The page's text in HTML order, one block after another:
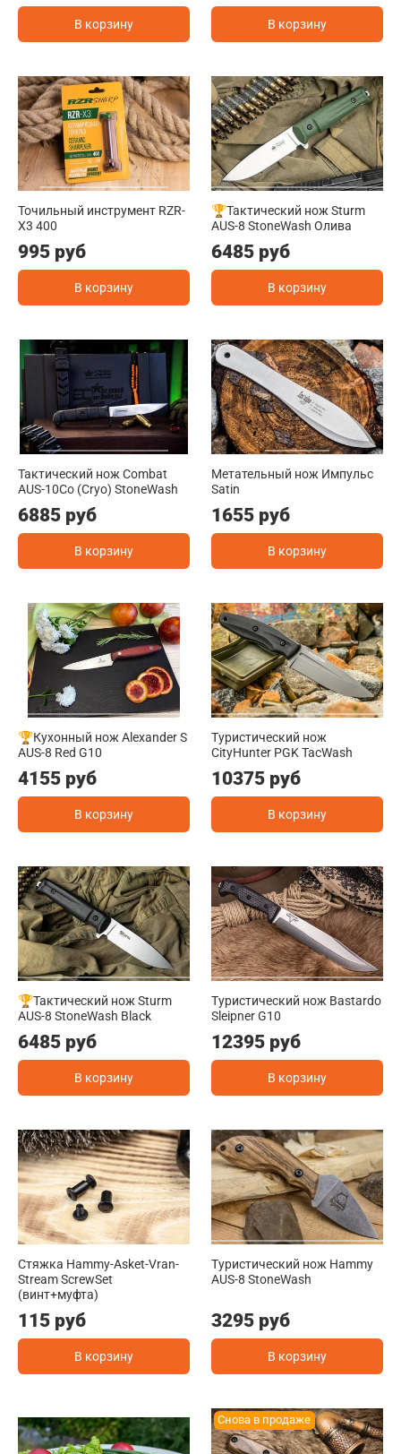
В корзину В корзину
Точильный инструмент RZR-
X3 400
995 руб
В корзину
🏆Тактический нож Sturm
AUS-8 StoneWash Олива
6485 руб
В корзину
Тактический нож Combat
AUS-10Co (Cryo) StoneWash
6885 руб
В корзину
Метательный нож Импульс
Satin
1655 руб
В корзину
🏆Кухонный нож Alexander S
AUS-8 Red G10
4155 руб
В корзину
Туристический нож
CityHunter PGK TacWash
10375 руб
В корзину
🏆Тактический нож Sturm
AUS-8 StoneWash Black
6485 руб
В корзину
Туристический нож Bastardo
Sleipner G10
12395 руб
В корзину
Стяжка Hammy-Asket-Vran-
Stream ScrewSet
(винт+муфта)
115 руб
В корзину
Туристический нож Hammy
AUS-8 StoneWash
3295 руб
В корзину
Снова в продаже